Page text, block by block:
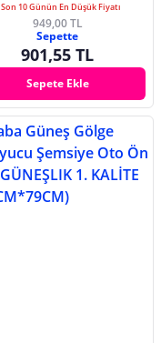
Son 10 Günün En Düşük Fiyatı
949,00 TL
Sepette
901,55 TL
Sepete Ekle